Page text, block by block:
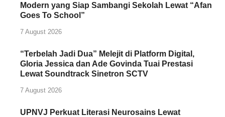
Modern yang Siap Sambangi Sekolah Lewat “Afan
Goes To School”
7 August 2026
“Terbelah Jadi Dua” Melejit di Platform Digital,
Gloria Jessica dan Ade Govinda Tuai Prestasi
Lewat Soundtrack Sinetron SCTV
7 August 2026
UPNVJ Perkuat Literasi Neurosains Lewat